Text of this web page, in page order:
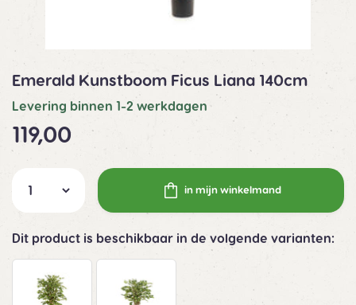
Emerald Kunstboom Ficus Liana 140cm
Levering binnen 1-2 werkdagen
119,00
in mijn winkelmand
Dit product is beschikbaar in de volgende varianten: